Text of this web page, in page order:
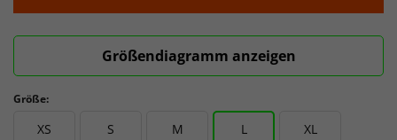
Größendiagramm anzeigen
Größe:
XS S M L XL